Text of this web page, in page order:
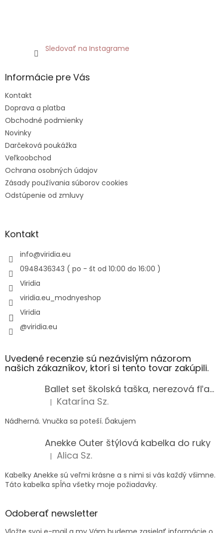
Sledovať na Instagrame
Informácie pre Vás
Kontakt
Doprava a platba
Obchodné podmienky
Novinky
Darčeková poukážka
Veľkoobchod
Ochrana osobných údajov
Zásady používania súborov cookies
Odstúpenie od zmluvy
Kontakt
info@viridia.eu
0948436343 ( po - št od 10:00 do 16:00 )
Viridia
viridia.eu_modnyeshop
Viridia
@viridia.eu
Uvedené recenzie sú nezávislým názorom
našich zákazníkov, ktorí si tento tovar zakúpili.
Ballet set školská taška, nerezová fľaša a plný peračník s motívom baletky pre dievča
Hodnotenie produktu je 5 z 5 hviezdičiek.
| Katarína Sz.
Nádherná. Vnučka sa poteší. Ďakujem
Anekke Outer štýlová kabelka do ruky
Hodnotenie produktu je 5 z 5 hviezdičiek.
| Alica Sz.
Kabelky Anekke sú veľmi krásne a s nimi si vás každý všimne.
Táto kabelka spĺňa všetky moje požiadavky.
Odoberať newsletter